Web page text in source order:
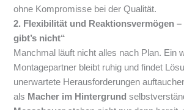
ohne Kompromisse bei der Qualität.
2. Flexibilität und Reaktionsvermögen –
gibt’s nicht“
Manchmal läuft nicht alles nach Plan. Ein
Montagepartner bleibt ruhig und findet
unerwartete Herausforderungen
als Macher im Hintergrund